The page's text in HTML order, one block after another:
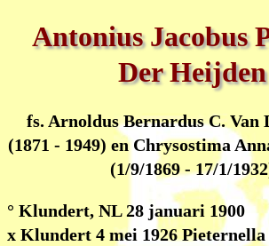
Antonius Jacobus
Der Heijden
fs. Arnoldus Bernardus C. Van
(1871 - 1949) en Chrysostima
(1/9/1869 - 17/1/
° Klundert, NL 28 januari 1900
x Klundert 4 mei 1926 Pieternella